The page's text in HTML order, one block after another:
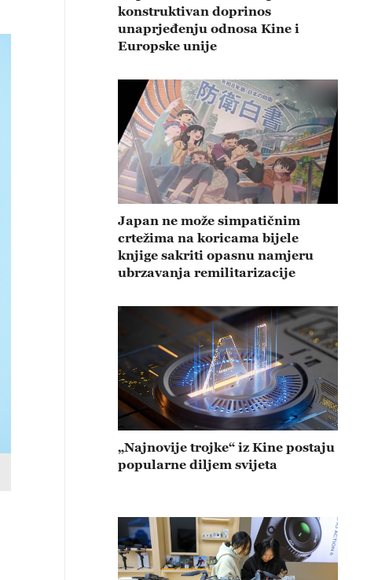
konstruktivan doprinos
unaprjeđenju odnosa Kine i
Europske unije
Japan ne može simpatičnim
crtežima na koricama bijele
knjige sakriti opasnu namjeru
ubrzavanja remilitarizacije
„Najnovije trojke“ iz Kine postaju
popularne diljem svijeta